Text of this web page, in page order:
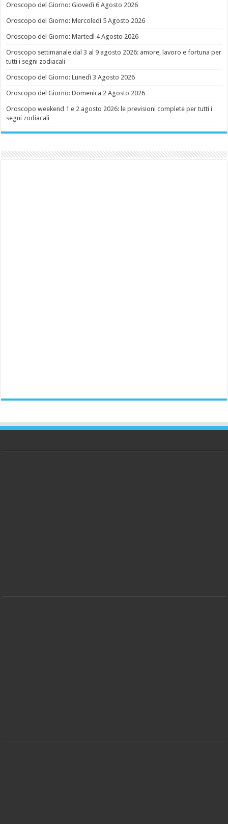
Oroscopo del Giorno: Giovedì 6 Agosto 2026
Oroscopo del Giorno: Mercoledì 5 Agosto 2026
Oroscopo del Giorno: Martedì 4 Agosto 2026
Oroscopo settimanale dal 3 al 9 agosto 2026: amore, lavoro e fortuna per
tutti i segni zodiacali
Oroscopo del Giorno: Lunedì 3 Agosto 2026
Oroscopo del Giorno: Domenica 2 Agosto 2026
Oroscopo weekend 1 e 2 agosto 2026: le previsioni complete per tutti i
segni zodiacali